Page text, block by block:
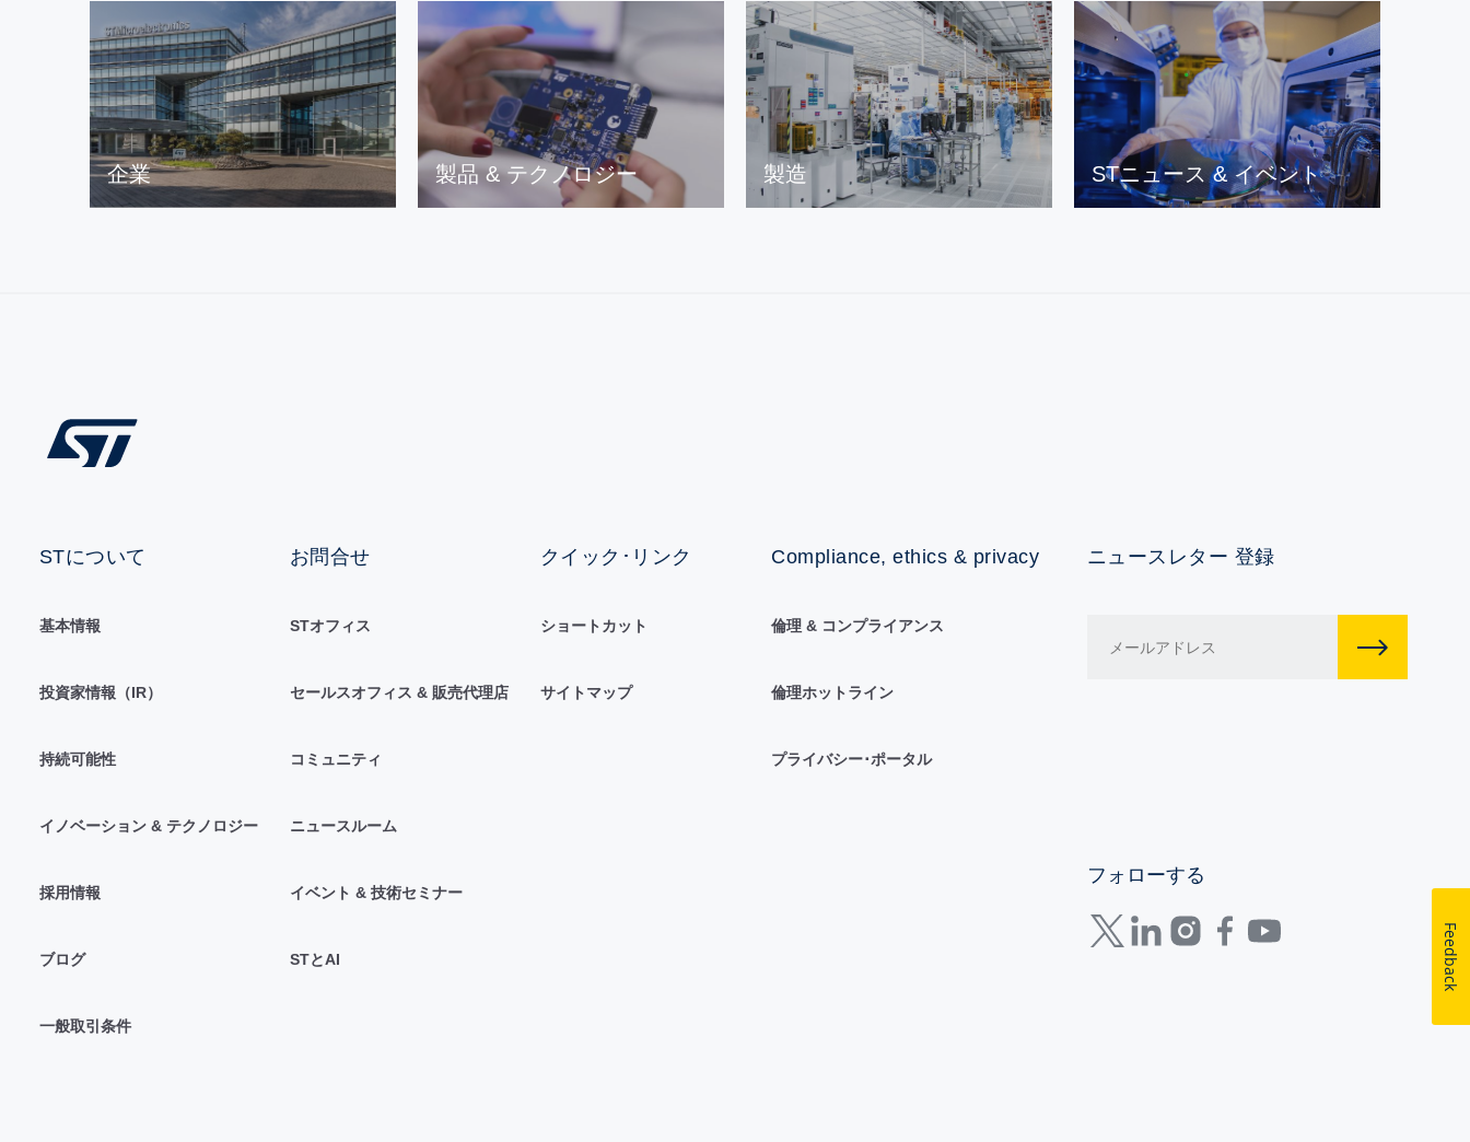
企業 製品 & テクノロジー 製造 STニュース & イベント
STについて
基本情報
投資家情報（IR）
持続可能性
イノベーション & テクノロジー
採用情報
ブログ
一般取引条件
お問合せ
STオフィス
セールスオフィス & 販売代理店
コミュニティ
ニュースルーム
イベント & 技術セミナー
STとAI
クイック･リンク
ショートカット
サイトマップ
Compliance, ethics & privacy
倫理 & コンプライアンス
倫理ホットライン
プライバシー･ポータル
ニュースレター 登録
フォローする
Feedback